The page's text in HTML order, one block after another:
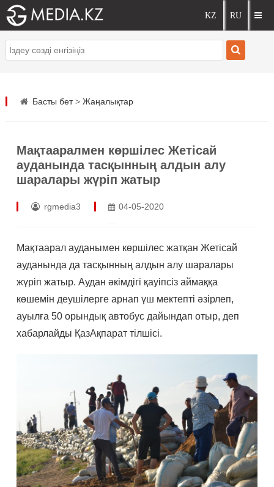
Басты бет> Жаңалықтар
Мақтааралмен көршілес Жетісай
ауданында тасқынның алдын алу
шаралары жүріп жатыр
rgmedia3 04-05-2020
Мақтаарал ауданымен көршілес жатқан Жетісай
ауданында да тасқынның алдын алу шаралары
жүріп жатыр. Аудан әкімдігі қауіпсіз аймаққа
көшемін деушілерге арнап үш мектепті әзірлеп,
ауылға 50 орындық автобус дайындап отыр, деп
хабарлайды ҚазАқпарат тілшісі.